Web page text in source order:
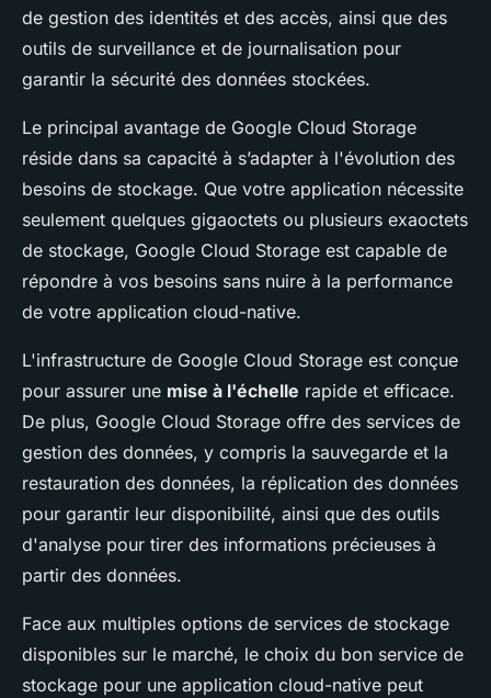
de gestion des identités et des accès, ainsi que des
outils de surveillance et de journalisation pour
garantir la sécurité des données stockées.
Le principal avantage de Google Cloud Storage
réside dans sa capacité à s’adapter à l'évolution des
besoins de stockage. Que votre application nécessite
seulement quelques gigaoctets ou plusieurs exaoctets
de stockage, Google Cloud Storage est capable de
répondre à vos besoins sans nuire à la performance
de votre application cloud-native.
L'infrastructure de Google Cloud Storage est conçue
pour assurer une mise à l'échelle rapide et efficace.
De plus, Google Cloud Storage offre des services de
gestion des données, y compris la sauvegarde et la
restauration des données, la réplication des données
pour garantir leur disponibilité, ainsi que des outils
d'analyse pour tirer des informations précieuses à
partir des données.
Face aux multiples options de services de stockage
disponibles sur le marché, le choix du bon service de
stockage pour une application cloud-native peut